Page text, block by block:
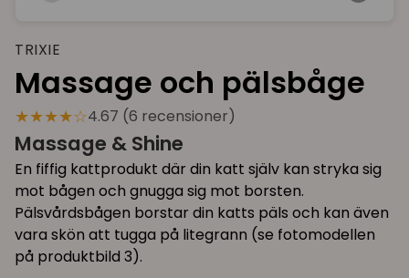
TRIXIE
Massage och pälsbåge
★★★★☆4.67 (6 recensioner)
Massage & Shine
En fiffig kattprodukt där din katt själv kan stryka sig
mot bågen och gnugga sig mot borsten.
Pälsvårdsbågen borstar din katts päls och kan även
vara skön att tugga på litegrann (se fotomodellen
på produktbild 3).